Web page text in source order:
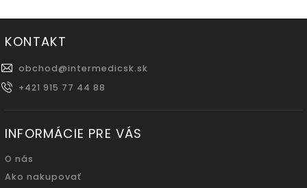
KONTAKT
obchod@intermedicsk.sk
+421 915 77 44 88
INFORMÁCIE PRE VÁS
O nás
Ako nakupovať